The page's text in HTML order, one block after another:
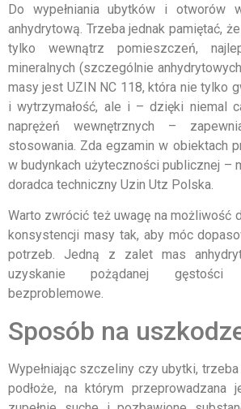
Do wypełniania ubytków i otworów
anhydrytową. Trzeba jednak pamiętać,
tylko wewnątrz pomieszczeń,
mineralnych (szczególnie
masy jest UZIN NC 118, która nie tylko
i wytrzymałość, ale i – dzięki niemal
naprężeń wewnętrznych –
stosowania. Zda egzamin w obiektach
w budynkach użyteczności publicznej –
doradca techniczny Uzin Utz Polska.
Warto zwrócić też uwagę na możliwość
konsystencji masy tak, aby móc
potrzeb. Jedną z zalet mas
uzyskanie pożądanej gęstości
bezproblemowe.
Sposób na
Wypełniając szczeliny czy ubytki,
podłoże, na którym przeprowadzana